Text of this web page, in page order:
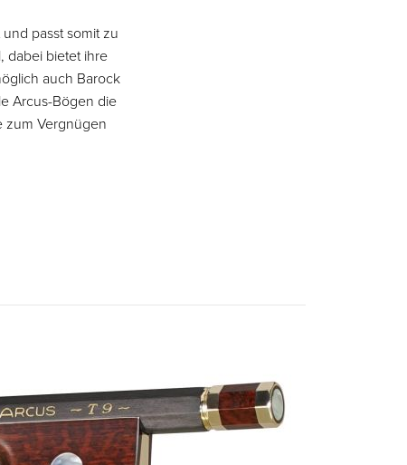
passt somit zu
dabei bietet ihre
auch Barock
Arcus-Bögen die
zum Vergnügen